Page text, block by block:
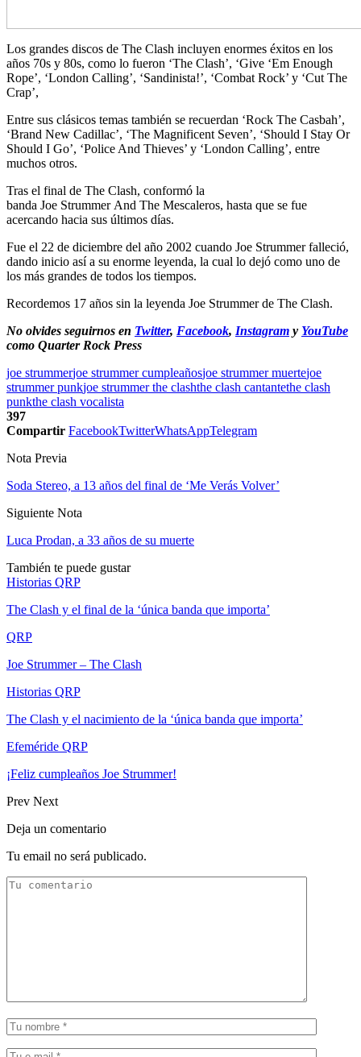
Los grandes discos de The Clash incluyen enormes éxitos en los
años 70s y 80s, como lo fueron ‘The Clash’, ‘Give ‘Em Enough
Rope’, ‘London Calling’, ‘Sandinista!’, ‘Combat Rock’ y ‘Cut The
Crap’,
Entre sus clásicos temas también se recuerdan ‘Rock The Casbah’,
‘Brand New Cadillac’, ‘The Magnificent Seven’, ‘Should I Stay Or
Should I Go’, ‘Police And Thieves’ y ‘London Calling’, entre
muchos otros.
Tras el final de The Clash, conformó la
banda Joe Strummer And The Mescaleros, hasta que se fue
acercando hacia sus últimos días.
Fue el 22 de diciembre del año 2002 cuando Joe Strummer falleció,
dando inicio así a su enorme leyenda, la cual lo dejó como uno de
los más grandes de todos los tiempos.
Recordemos 17 años sin la leyenda Joe Strummer de The Clash.
No olvides seguirnos en Twitter, Facebook, Instagram y YouTube
como Quarter Rock Press
joe strummerjoe strummer cumpleañosjoe strummer muertejoe
strummer punkjoe strummer the clashthe clash cantantethe clash
punkthe clash vocalista
397
Compartir FacebookTwitterWhatsAppTelegram
Nota Previa
Soda Stereo, a 13 años del final de ‘Me Verás Volver’
Siguiente Nota
Luca Prodan, a 33 años de su muerte
También te puede gustar
Historias QRP
The Clash y el final de la ‘única banda que importa’
QRP
Joe Strummer – The Clash
Historias QRP
The Clash y el nacimiento de la ‘única banda que importa’
Efeméride QRP
¡Feliz cumpleaños Joe Strummer!
Prev Next
Deja un comentario
Tu email no será publicado.